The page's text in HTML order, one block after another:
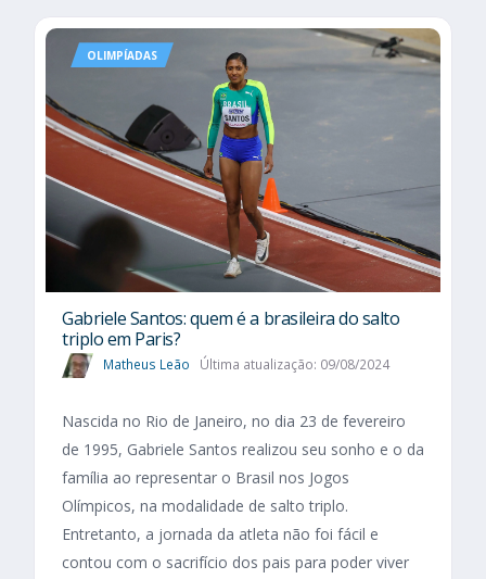
OLIMPÍADAS
Gabriele Santos: quem é a brasileira do salto
triplo em Paris?
Matheus Leão Última atualização: 09/08/2024
Nascida no Rio de Janeiro, no dia 23 de fevereiro
de 1995, Gabriele Santos realizou seu sonho e o da
família ao representar o Brasil nos Jogos
Olímpicos, na modalidade de salto triplo.
Entretanto, a jornada da atleta não foi fácil e
contou com o sacrifício dos pais para poder viver